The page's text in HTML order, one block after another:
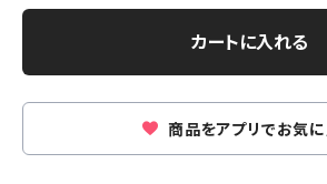
カートに入れる
商品をアプリでお気